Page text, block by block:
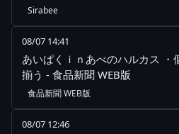
Sirabee
08/07 14:41
あいぱくｉｎあべのハルカス
揃う - 食品新聞 WEB版
食品新聞 WEB版
08/07 12:46